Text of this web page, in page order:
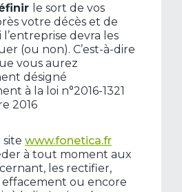
le sort de vos
votre décès et de
l’entreprise devra les
(ou non). C’est-à-dire
vous aurez
désigné
à la loi n°2016-1321
2016
site www.fonetica.fr
à tout moment aux
les rectifier,
ou encore